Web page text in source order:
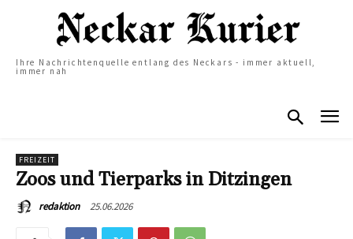
Ihre Nachrichtenquelle entlang des Neckars - immer aktuell,
immer nah
FREIZEIT
Zoos und Tierparks in Ditzingen
redaktion 25.06.2026